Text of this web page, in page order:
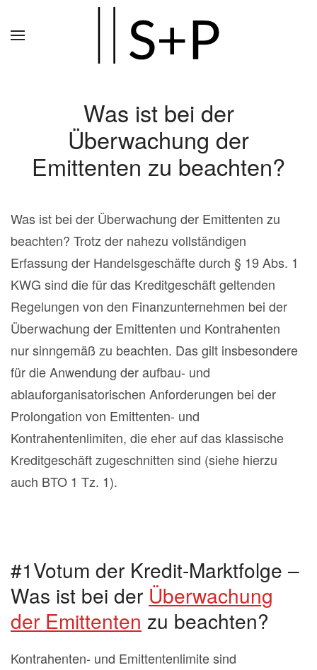
Was ist bei der
Überwachung der
Emittenten zu beachten?
Was ist bei der Überwachung der Emittenten zu
beachten? Trotz der nahezu vollständigen
Erfassung der Handelsgeschäfte durch § 19 Abs. 1
KWG sind die für das Kreditgeschäft geltenden
Regelungen von den Finanzunternehmen bei der
Überwachung der Emittenten und Kontrahenten
nur sinngemäß zu beachten. Das gilt insbesondere
für die Anwendung der aufbau- und
ablauforganisatorischen Anforderungen bei der
Prolongation von Emittenten- und
Kontrahentenlimiten, die eher auf das klassische
Kreditgeschäft zugeschnitten sind (siehe hierzu
auch BTO 1 Tz. 1).
#1Votum der Kredit-Marktfolge –
Was ist bei der Überwachung
der Emittenten zu beachten?
Kontrahenten- und Emittentenlimite sind